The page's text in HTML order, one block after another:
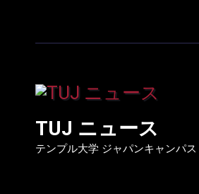
TUJ ニュース
テンプル大学 ジャパンキャンパス